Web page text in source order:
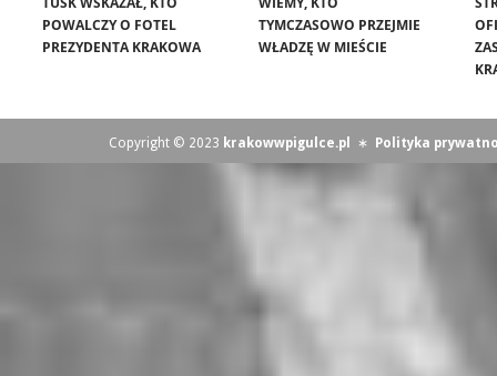
POWALCZY O FOTEL
PREZYDENTA KRAKOWA
TYMCZASOWO PRZEJMIE
WŁADZĘ W MIEŚCIE
Copyright © 2023 krakowwpigulce.pl ∗ Polityka